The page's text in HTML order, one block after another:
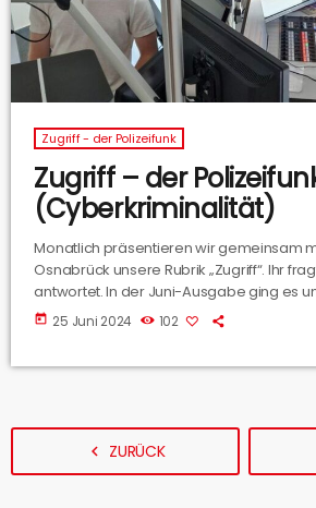
Zugriff - der Polizeifunk
Zugriff – der
(Cyberkriminalität)
Monatlich präsentieren wir gemeinsam
Osnabrück unsere Rubrik „Zugriff“. Ihr
antwortet. In der Juni-Ausgabe ging es
„Cyberkriminalität. Jannis Gervelmeyer
today 25 Juni 2024 102
navigate_before ZURÜCK